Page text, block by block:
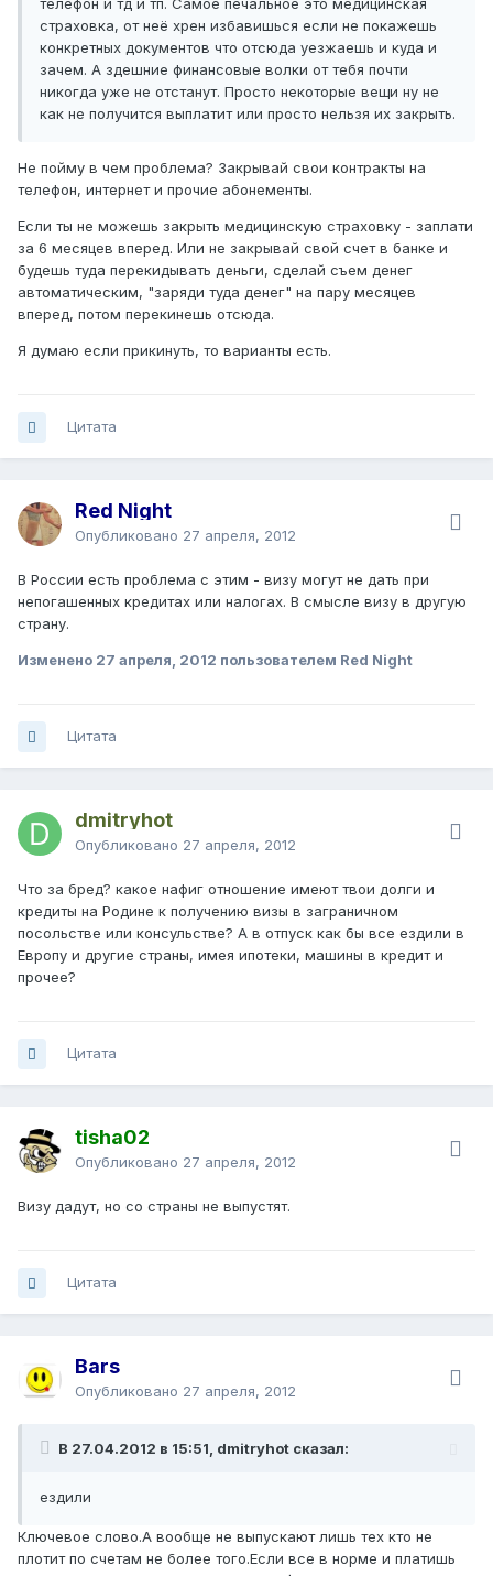
телефон и тд и тп. Самое печальное это медицинская
страховка, от неё хрен избавишься если не покажешь
конкретных документов что отсюда уезжаешь и куда и
зачем. А здешние финансовые волки от тебя почти
никогда уже не отстанут. Просто некоторые вещи ну не
как не получится выплатит или просто нельзя их закрыть.
Не пойму в чем проблема? Закрывай свои контракты на
телефон, интернет и прочие абонементы.
Если ты не можешь закрыть медицинскую страховку - заплати
за 6 месяцев вперед. Или не закрывай свой счет в банке и
будешь туда перекидывать деньги, сделай съем денег
автоматическим, "заряди туда денег" на пару месяцев
вперед, потом перекинешь отсюда.
Я думаю если прикинуть, то варианты есть.
Цитата
Red Night
Опубликовано 27 апреля, 2012
В России есть проблема с этим - визу могут не дать при
непогашенных кредитах или налогах. В смысле визу в другую
страну.
Изменено 27 апреля, 2012 пользователем Red Night
Цитата
dmitryhot
Опубликовано 27 апреля, 2012
Что за бред? какое нафиг отношение имеют твои долги и
кредиты на Родине к получению визы в заграничном
посольстве или консульстве? А в отпуск как бы все ездили в
Европу и другие страны, имея ипотеки, машины в кредит и
прочее?
Цитата
tisha02
Опубликовано 27 апреля, 2012
Визу дадут, но со страны не выпустят.
Цитата
Bars
Опубликовано 27 апреля, 2012
В 27.04.2012 в 15:51, dmitryhot сказал:
ездили
Ключевое слово.А вообще не выпускают лишь тех кто не
плотит по счетам не более того.Если все в норме и платишь